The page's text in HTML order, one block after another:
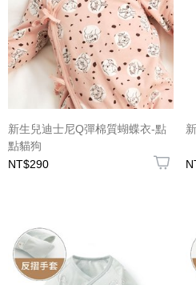
新生兒迪士尼Q彈棉質蝴蝶衣-點
點貓狗
NT$290